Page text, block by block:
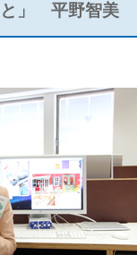
と」 平野智美